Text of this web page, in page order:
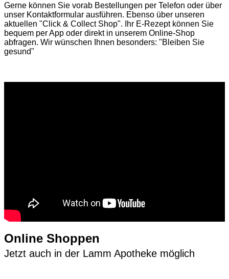
Gerne können Sie vorab Bestellungen per Telefon oder über
unser Kontaktformular ausführen. Ebenso über unseren
aktuellen "Click & Collect Shop". Ihr E-Rezept können Sie
bequem per App oder direkt in unserem Online-Shop
abfragen. Wir wünschen Ihnen besonders: "Bleiben Sie
gesund"
Online Shoppen
Jetzt auch in der Lamm Apotheke möglich